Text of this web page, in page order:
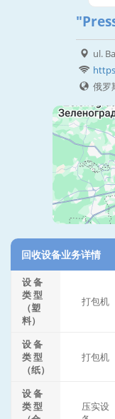
ul.
俄罗
回收设备业务详情
设 备
类 型
（塑
料）
打包机
设 备
类 型
（纸）
打包机
设 备
类 型
压实设